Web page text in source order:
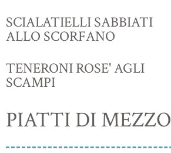
SCIALATIELLI SABBIATI
ALLO SCORFANO
TENERONI ROSE' AGLI
SCAMPI
PIATTI DI MEZZO